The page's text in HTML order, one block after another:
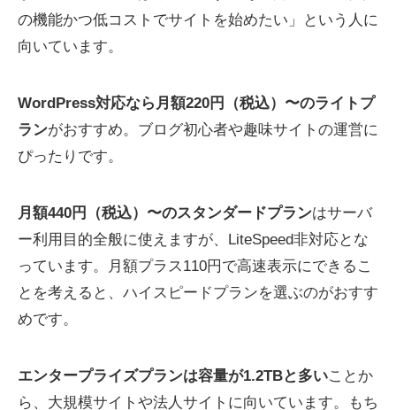
の機能かつ低コストでサイトを始めたい」という人に
向いています。
WordPress対応なら月額220円（税込）〜のライトプ
ランがおすすめ。ブログ初心者や趣味サイトの運営に
ぴったりです。
月額440円（税込）〜のスタンダードプランはサーバ
ー利用目的全般に使えますが、LiteSpeed非対応とな
っています。月額プラス110円で高速表示にできるこ
とを考えると、ハイスピードプランを選ぶのがおすす
めです。
エンタープライズプランは容量が1.2TBと多いことか
ら、大規模サイトや法人サイトに向いています。もち